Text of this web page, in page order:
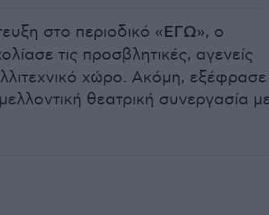
στο περιοδικό «ΕΓΩ», ο
τις προσβλητικές, αγενείς
χώρο. Ακόμη, εξέφρασε
θεατρική συνεργασία